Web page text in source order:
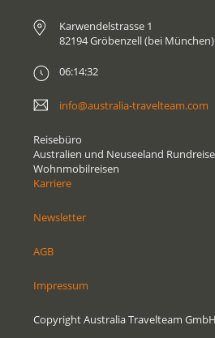
Karwendelstrasse 1
82194 Gröbenzell (bei München)
06:14:32
info@australia-travelteam.com
Reisebüro
Australien und Neuseeland
Wohnmobilreisen
Karriere
Newsletter
AGB
Impressum
Copyright Australia Travelteam GmbH